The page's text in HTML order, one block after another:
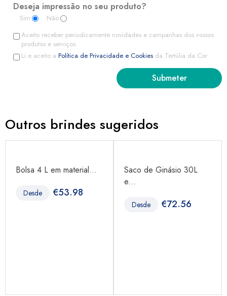
Deseja impressão no seu produto?
Sim
Não
Aceito receber periodicamente novidades e campanhas dos vossos
produtos e serviços.
Li e aceito a Política de Privacidade e Cookies da Tertúlia da Cor
Outros brindes sugeridos
Bolsa 4 L em material...
Desde €53.98
Saco de Ginásio 30L
e...
Desde €72.56